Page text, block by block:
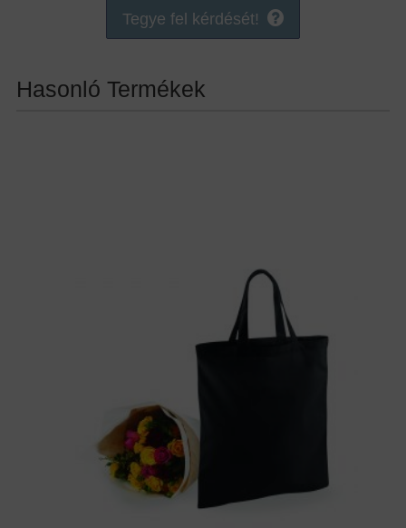
Tegye fel kérdését!
Hasonló Termékek